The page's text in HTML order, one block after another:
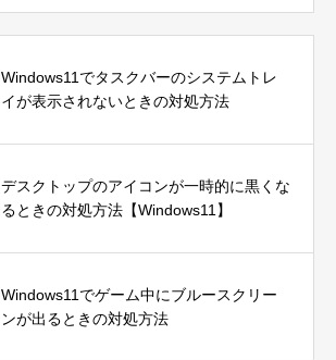
Windows11でタスクバーのシステムトレ
イが表示されないときの対処方法
デスクトップのアイコンが一時的に黒くな
るときの対処方法【Windows11】
Windows11でゲーム中にブルースクリー
ンが出るときの対処方法